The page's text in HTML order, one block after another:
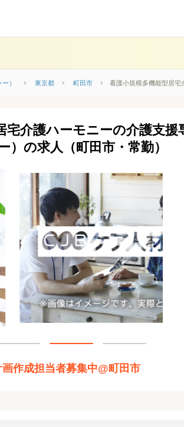
） 東京都 町田市 看護小規模多機能型居宅
宅介護ハーモニーの介護支援
）の求人（町田市・常勤）
作成担当者募集中@町田市